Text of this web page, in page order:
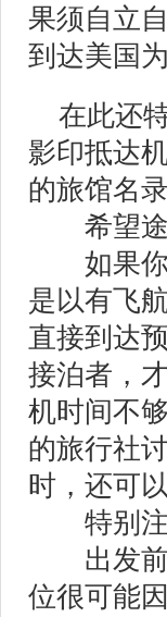
果须自立
到达美国
在此还
影印抵达
的旅馆名
希望途
如果你
是以有飞
直接到达
接泊者，
机时间不
的旅行社
时，还可
特别注
出发前
位很可能